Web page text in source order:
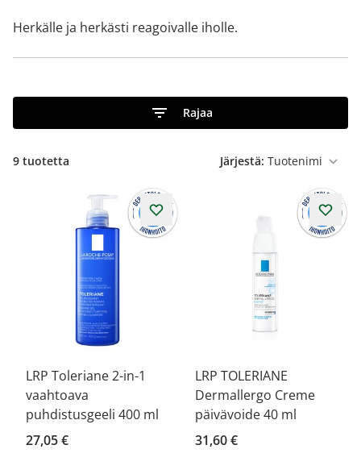
Herkälle ja herkästi reagoivalle iholle.
Rajaa
9 tuotetta Järjestä:
LRP Toleriane 2-in-1
vaahtoava
puhdistusgeeli 400 ml
27,05 €
LRP TOLERIANE
Dermallergo Creme
päivävoide 40 ml
31,60 €